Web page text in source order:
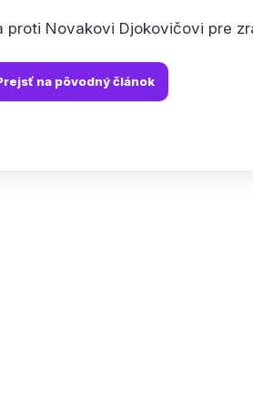
Novakovi Djokovičovi pre
na pôvodný článok